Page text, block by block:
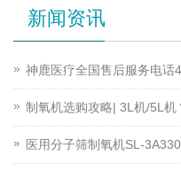
新闻资讯
神鹿医疗全国售后服务电话
制氧机选购攻略| 3L机/5L机
医用分子筛制氧机SL-